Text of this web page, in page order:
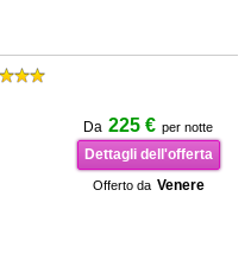
Da 225 € per notte
Dettagli dell'offerta
Offerto da Venere